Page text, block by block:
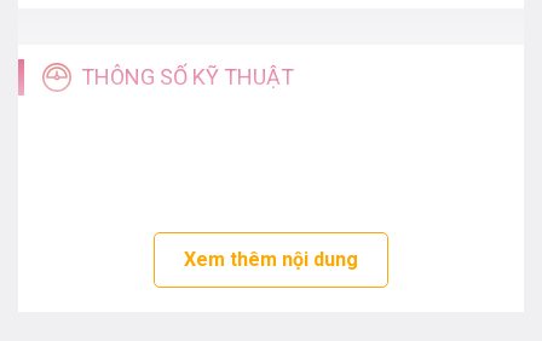
THÔNG SỐ KỸ THUẬT
Xem thêm nội dung